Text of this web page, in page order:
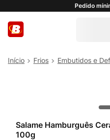
Pedido
Frios Embutidos e
Salame Hamburguês
100g